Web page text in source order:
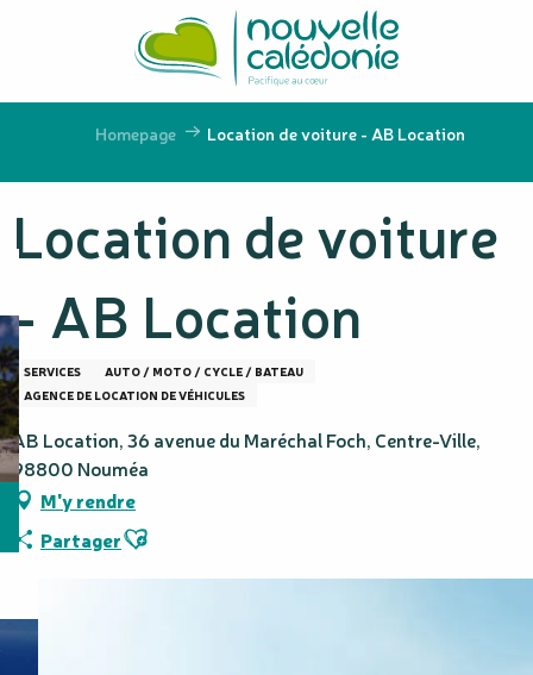
principal
Homepage Location de voiture - AB Location
Location de voiture
- AB Location
SERVICES
AUTO / MOTO / CYCLE / BATEAU
AGENCE DE LOCATION DE VÉHICULES
AB Location, 36 avenue du Maréchal Foch, Centre-Ville,
98800 Nouméa
M'y rendre
PartagerAjouter aux favoris